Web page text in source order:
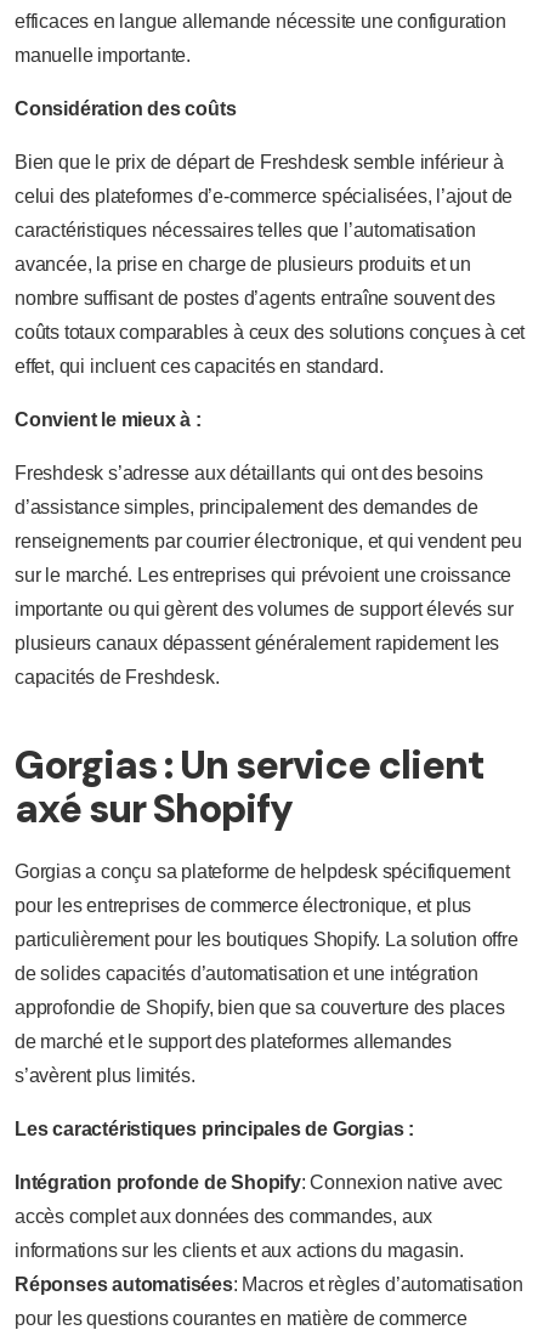
efficaces en langue allemande nécessite une configuration
manuelle importante.
Considération des coûts
Bien que le prix de départ de Freshdesk semble inférieur à
celui des plateformes d’e-commerce spécialisées, l’ajout de
caractéristiques nécessaires telles que l’automatisation
avancée, la prise en charge de plusieurs produits et un
nombre suffisant de postes d’agents entraîne souvent des
coûts totaux comparables à ceux des solutions conçues à cet
effet, qui incluent ces capacités en standard.
Convient le mieux à :
Freshdesk s’adresse aux détaillants qui ont des besoins
d’assistance simples, principalement des demandes de
renseignements par courrier électronique, et qui vendent peu
sur le marché. Les entreprises qui prévoient une croissance
importante ou qui gèrent des volumes de support élevés sur
plusieurs canaux dépassent généralement rapidement les
capacités de Freshdesk.
Gorgias : Un service client
axé sur Shopify
Gorgias a conçu sa plateforme de helpdesk spécifiquement
pour les entreprises de commerce électronique, et plus
particulièrement pour les boutiques Shopify. La solution offre
de solides capacités d’automatisation et une intégration
approfondie de Shopify, bien que sa couverture des places
de marché et le support des plateformes allemandes
s’avèrent plus limités.
Les caractéristiques principales de Gorgias :
Intégration profonde de Shopify: Connexion native avec
accès complet aux données des commandes, aux
informations sur les clients et aux actions du magasin.
Réponses automatisées: Macros et règles d’automatisation
pour les questions courantes en matière de commerce